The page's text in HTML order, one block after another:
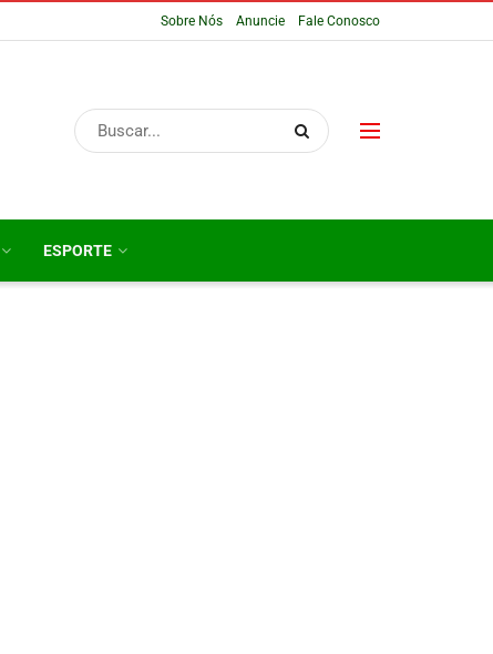
Sobre Nós Anuncie Fale Conosco
ESPORTE